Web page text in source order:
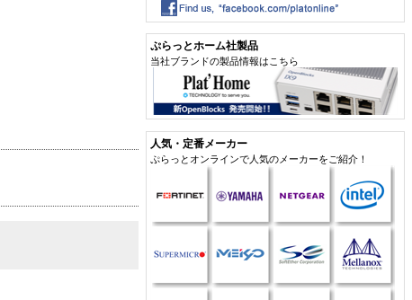
ぷらっとホーム社製品
当社ブランドの製品情報はこちら
人気・定番メーカー
ぷらっとオンラインで人気のメーカーをご紹介！